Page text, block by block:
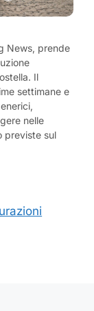
News, prende
Il
settimane e
nelle
previste sul